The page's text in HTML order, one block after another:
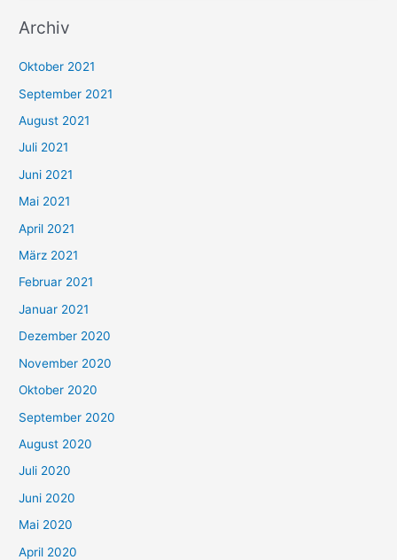
c
n
n
a
c
h
:
Archiv
Oktober 2021
September 2021
August 2021
Juli 2021
Juni 2021
Mai 2021
April 2021
März 2021
Februar 2021
Januar 2021
Dezember 2020
November 2020
Oktober 2020
September 2020
August 2020
Juli 2020
Juni 2020
Mai 2020
April 2020